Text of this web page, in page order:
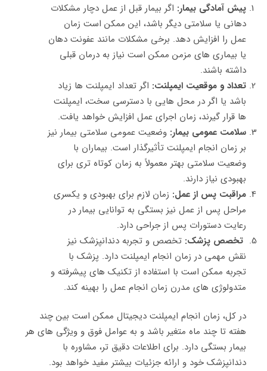
پیش آمادگی بیمار: اگر بیمار قبل از عمل دچار مشکلات
دهانی یا سلامتی دیگر باشد، این ممکن است زمان
عمل را افزایش دهد. برخی مشکلات مانند عفونت دهان
یا بیماری‌ های مزمن ممکن است نیاز به درمان قبلی
داشته باشند.
تعداد و موقعیت ایمپلنت: اگر تعداد ایمپلنت‌ ها زیاد
باشد یا اگر در محل هایی با دسترسی سخت، ایمپلنت‌
ها قرار گیرند، زمان اجرای عمل افزایش خواهد یافت.
سلامت عمومی بیمار: وضعیت عمومی سلامتی بیمار نیز
بر زمان انجام ایمپلنت تأثیرگذار است. بیماران با
وضعیت سلامتی بهتر معمولاً به زمان کوتاه‌ تری برای
بهبودی نیاز دارند.
مراقبت پس از عمل: زمان لازم برای بهبودی و یکسری
مراحل پس از عمل نیز بستگی به توانایی بیمار در
رعایت دستورات پس از جراحی دارد.
تخصص پزشک: تخصص و تجربه دندانپزشک نیز
نقش مهمی در زمان انجام ایمپلنت دارد. پزشک با
تجربه ممکن است با استفاده از تکنیک‌ های پیشرفته و
متدولوژی‌ های مدرن زمان انجام عمل را بهینه کند.
در کل، زمان انجام ایمپلنت دیجیتال ممکن است بین چند
هفته تا چند ماه متغیر باشد و به عوامل فوق و ویژگی‌ های هر
بیمار بستگی دارد. برای اطلاعات دقیق‌ تر، مشاوره با
دندانپزشک خود و ارائه جزئیات بیشتر مفید خواهد بود.